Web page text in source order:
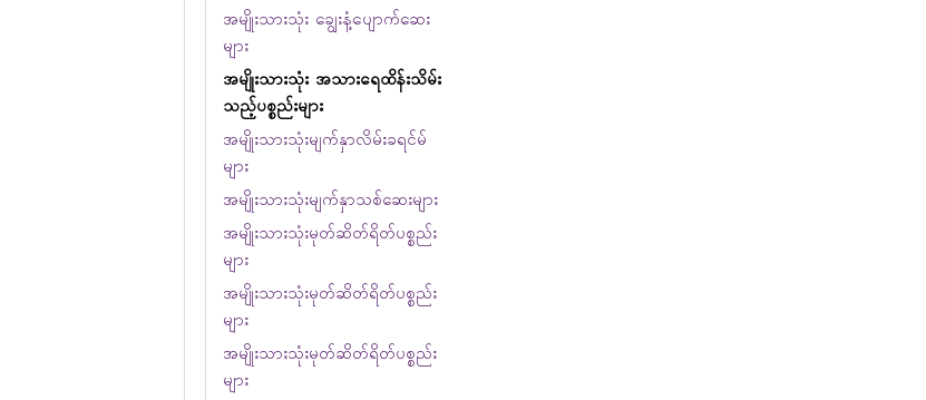
အမျိုးသားသုံး ချွေးနံ့ပျောက်ဆေး
များ
အမျိုးသားသုံး အသားရေထိန်းသိမ်း
သည့်ပစ္စည်းများ
အမျိုးသားသုံးမျက်နှာလိမ်းခရင်မ်
များ
အမျိုးသားသုံးမျက်နှာသစ်ဆေးများ
အမျိုးသားသုံးမုတ်ဆိတ်ရိတ်ပစ္စည်း
များ
အမျိုးသားသုံးမုတ်ဆိတ်ရိတ်ပစ္စည်း
များ
အမျိုးသားသုံးမုတ်ဆိတ်ရိတ်ပစ္စည်း
များ